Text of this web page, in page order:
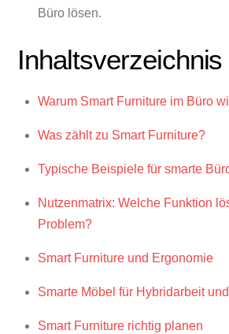
Büro lösen.
Inhaltsverzeichnis
Warum Smart Furniture im Büro
Was zählt zu Smart Furniture?
Typische Beispiele für smarte
Nutzenmatrix: Welche Funktion
Problem?
Smart Furniture und Ergonomie
Smarte Möbel für Hybridarbeit
Smart Furniture richtig planen